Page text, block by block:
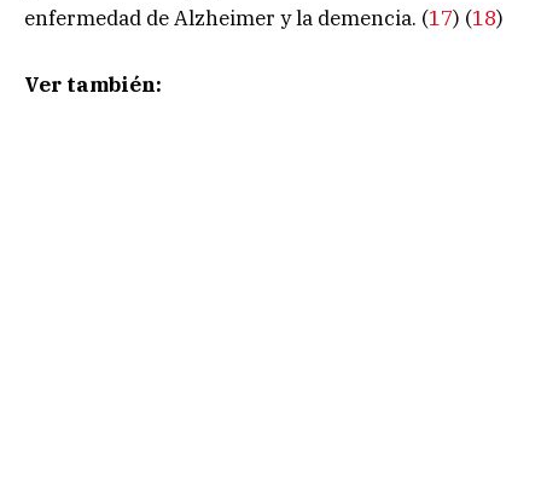
enfermedad de Alzheimer y la demencia. (17) (18)
Ver también: